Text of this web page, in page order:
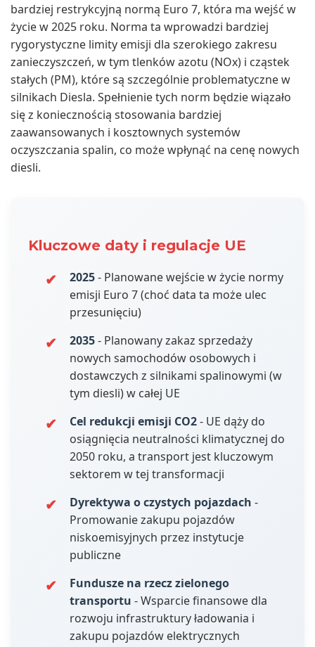
bardziej restrykcyjną normą Euro 7, która ma wejść w
życie w 2025 roku. Norma ta wprowadzi bardziej
rygorystyczne limity emisji dla szerokiego zakresu
zanieczyszczeń, w tym tlenków azotu (NOx) i cząstek
stałych (PM), które są szczególnie problematyczne w
silnikach Diesla. Spełnienie tych norm będzie wiązało
się z koniecznością stosowania bardziej
zaawansowanych i kosztownych systemów
oczyszczania spalin, co może wpłynąć na cenę nowych
diesli.
Kluczowe daty i regulacje UE
2025- Planowane wejście w życie normy
emisji Euro 7 (choć data ta może ulec
przesunięciu)
2035- Planowany zakaz sprzedaży
nowych samochodów osobowych i
dostawczych z silnikami spalinowymi (w
tym diesli) w całej UE
Cel redukcji emisji CO2- UE dąży do
osiągnięcia neutralności klimatycznej do
2050 roku, a transport jest kluczowym
sektorem w tej transformacji
Dyrektywa o czystych pojazdach -
Promowanie zakupu pojazdów
niskoemisyjnych przez instytucje
publiczne
Fundusze na rzecz zielonego
transportu - Wsparcie finansowe dla
rozwoju infrastruktury ładowania i
zakupu pojazdów elektrycznych